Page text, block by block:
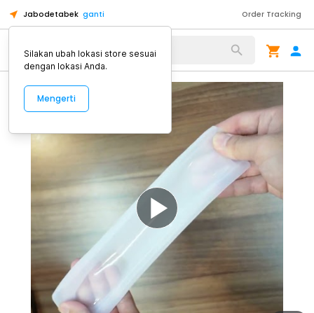
Jabodetabek ganti Order Tracking
Alat Kopi
Silakan ubah lokasi store sesuai
dengan lokasi Anda.
Mengerti